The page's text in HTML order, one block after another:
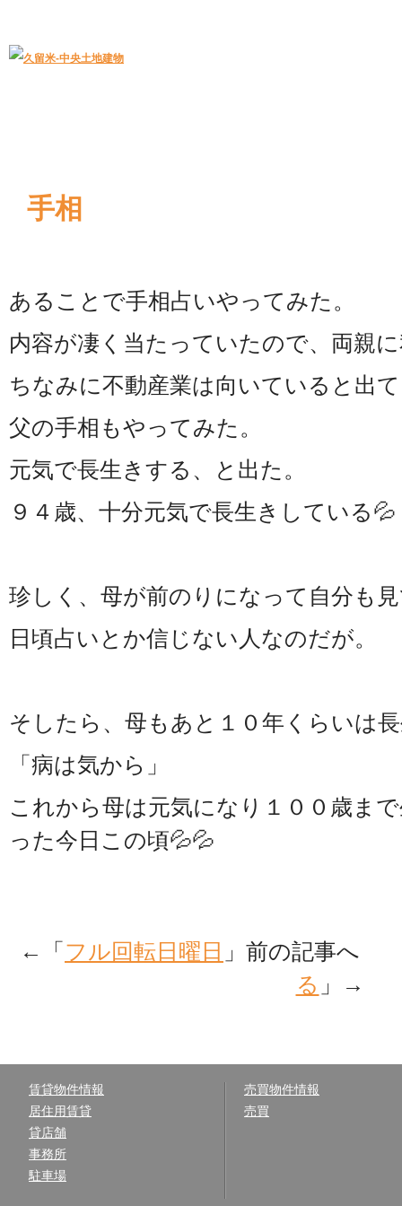
手相
あることで手相占いやってみた。
内容が凄く当たっていたので、両親
ちなみに不動産業は向いていると出
父の手相もやってみた。
元気で長生きする、と出た。
９４歳、十分元気で長生きしている💦
珍しく、母が前のりになって自分も
日頃占いとか信じない人なのだが。
そしたら、母もあと１０年くらいは
「病は気から」
これから母は元気になり１００歳ま
った今日この頃💦💦
←「 フル回転日曜日 」前の記事へ
る 」→
賃貸物件情報
居住用賃貸
貸店舗
事務所
駐車場
売買物件情報
売買